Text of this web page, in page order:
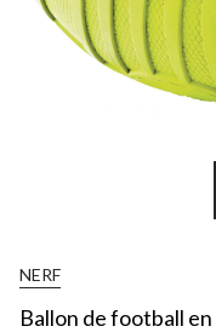
NERF
Ballon de football